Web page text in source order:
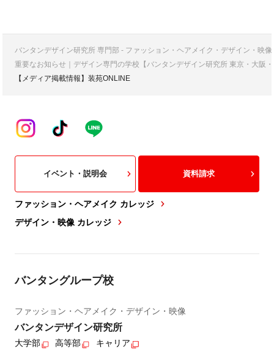
バンタンデザイン研究所 専門部 - ファッション・ヘアメイク・デザイン・映
重要なお知らせ｜デザイン専門の学校【バンタンデザイン研究所 東京・大阪
【メディア掲載情報】装苑ONLINE
ファッション・ヘアメイク カレッジ
デザイン・映像 カレッジ
イベント・説明会 資料請求
バンタングループ校
ファッション・ヘアメイク・デザイン・映像
バンタンデザイン研究所
大学部 高等部 キャリア